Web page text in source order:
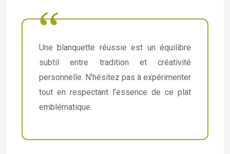
Une blanquette réussie est un équilibre
subtil entre tradition et créativité
personnelle. N’hésitez pas à expérimenter
tout en respectant l’essence de ce plat
emblématique.